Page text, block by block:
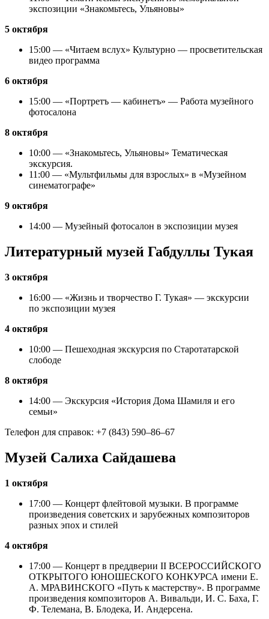
экспозиции «Знакомьтесь, Ульяновы»
5 октября
15:00 — «Читаем вслух» Культурно — просветительская
видео программа
6 октября
15:00 — «Портретъ — кабинетъ» — Работа музейного
фотосалона
8 октября
10:00 — «Знакомьтесь, Ульяновы» Тематическая
экскурсия.
11:00 — «Мультфильмы для взрослых» в «Музейном
синематографе»
9 октября
14:00 — Музейный фотосалон в экспозиции музея
Литературный музей Габдуллы Тукая
3 октября
16:00 — «Жизнь и творчество Г. Тукая» — экскурсии
по экспозиции музея
4 октября
10:00 — Пешеходная экскурсия по Старотатарской
слободе
8 октября
14:00 — Экскурсия «История Дома Шамиля и его
семьи»
Телефон для справок: +7 (843) 590–86–67
Музей Салиха Сайдашева
1 октября
17:00 — Концерт флейтовой музыки. В программе
произведения советских и зарубежных композиторов
разных эпох и стилей
4 октября
17:00 — Концерт в преддверии II ВСЕРОССИЙСКОГО
ОТКРЫТОГО ЮНОШЕСКОГО КОНКУРСА имени Е.
А. МРАВИНСКОГО «Путь к мастерству». В программе
произведения композиторов А. Вивальди, И. С. Баха, Г.
Ф. Телемана, В. Блодека, И. Андерсена.